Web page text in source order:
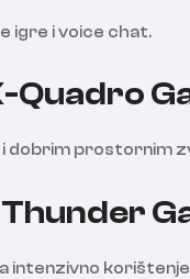
igre i voice chat.
Quadro
i dobrim prostornim
intenzivno